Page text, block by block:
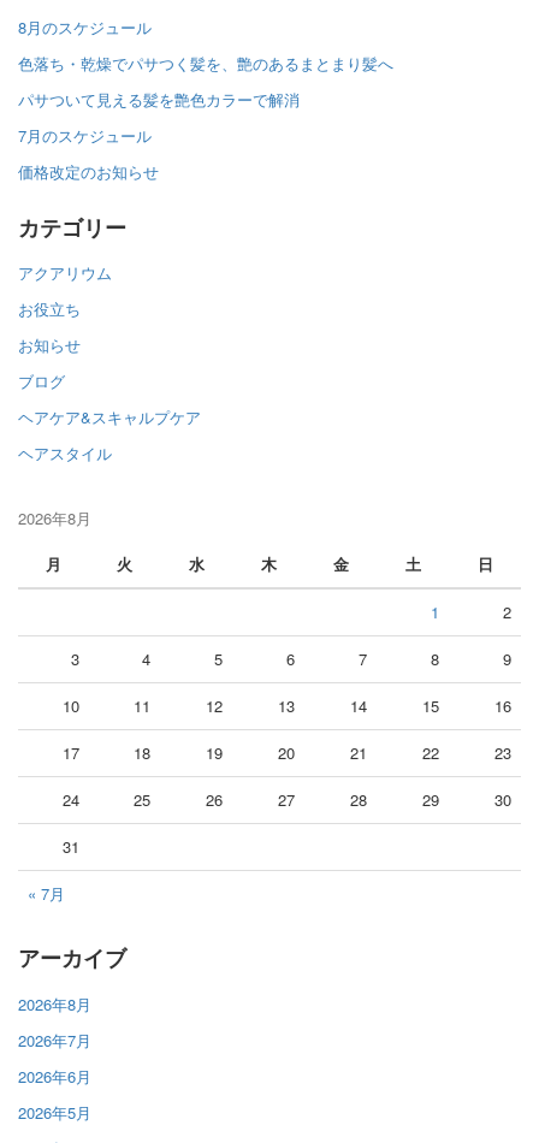
8月のスケジュール
色落ち・乾燥でパサつく髪を、艶のあるまとまり髪へ
パサついて見える髪を艶色カラーで解消
7月のスケジュール
価格改定のお知らせ
カテゴリー
アクアリウム
お役立ち
お知らせ
ブログ
ヘアケア&スキャルプケア
ヘアスタイル
2026年8月
月
火 水 木 金 土 日
« 7月
1 2
3 4 5 6 7 8 9
10 11 12 13 14 15 16
17 18 19 20 21 22 23
24 25 26 27 28 29 30
31
アーカイブ
2026年8月
2026年7月
2026年6月
2026年5月